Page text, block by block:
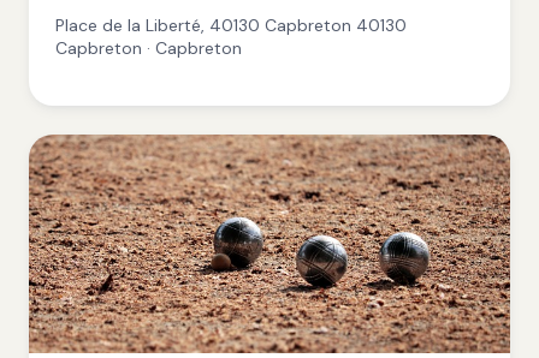
Place de la Liberté, 40130 Capbreton 40130
Capbreton · Capbreton